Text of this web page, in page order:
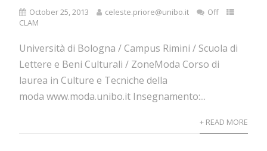
October 25, 2013 celeste.priore@unibo.it
Off
CLAM
Università di Bologna / Campus Rimini / Scuola di
Lettere e Beni Culturali / ZoneModa Corso di
laurea in Culture e Tecniche della
moda www.moda.unibo.it Insegnamento:...
+ READ MORE